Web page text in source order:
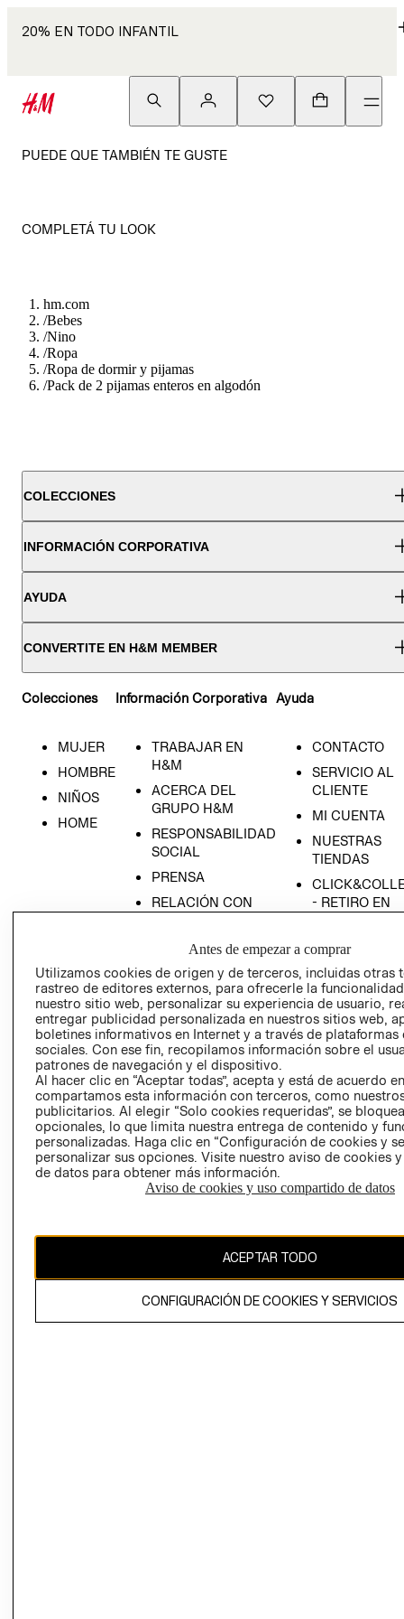
20% EN TODO INFANTIL
PUEDE QUE TAMBIÉN TE GUSTE
COMPLETÁ TU LOOK
hm.com
/Bebes
/Nino
/Ropa
/Ropa de dormir y pijamas
/Pack de 2 pijamas enteros en algodón
COLECCIONES
INFORMACIÓN CORPORATIVA
AYUDA
CONVERTITE EN H&M MEMBER
Colecciones
MUJER
HOMBRE
NIÑOS
HOME
Información Corporativa
TRABAJAR EN
H&M
ACERCA DEL
GRUPO H&M
RESPONSABILIDAD
SOCIAL
PRENSA
RELACIÓN CON
POLÍTICA
Ayuda
CONTACTO
SERVICIO AL
CLIENTE
MI CUENTA
NUESTRAS
TIENDAS
- RETIRO EN
TÉRMINOS Y
AVISO DE
PRIVACIDAD
GIFT CARD
AVISO DE
COOKIES
CAMBIAR REGIÓN
Antes de empezar a comprar
Utilizamos cookies de origen y de terceros, incluidas otras
rastreo de editores externos, para ofrecerle la
nuestro sitio web, personalizar su experiencia de usuario,
entregar publicidad personalizada en nuestros sitios web,
boletines informativos en Internet y a través de plataformas
sociales. Con ese fin, recopilamos información sobre el
patrones de navegación y el dispositivo.
Al hacer clic en “Aceptar todas”, acepta y está de acuerdo
compartamos esta información con terceros, como
publicitarios. Al elegir “Solo cookies requeridas”, se
opcionales, lo que limita nuestra entrega de contenido y
personalizadas. Haga clic en “Configuración de cookies y
personalizar sus opciones. Visite nuestro aviso de cookies
de datos para obtener más información.
Aviso de cookies y uso compartido de datos
ACEPTAR TODO
CONFIGURACIÓN DE COOKIES Y SERVICIOS